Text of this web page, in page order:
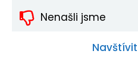
Nenašli jsme